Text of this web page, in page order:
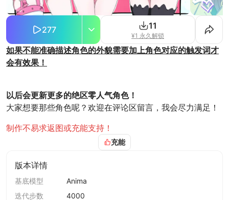
277 11
¥1 永久解锁
如果不能准确描述角色的外貌需要加上角色对应的触发词才
会有效果！
以后会更新更多的绝区零人气角色！
大家想要那些角色呢？欢迎在评论区留言，我会尽力满足！
制作不易求返图或充能支持！
充能
版本详情
基底模型
Anima
迭代步数
4000